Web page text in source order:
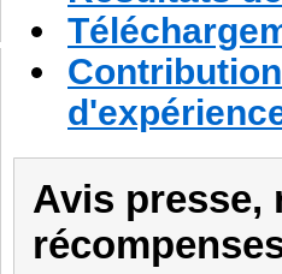
Avis presse,